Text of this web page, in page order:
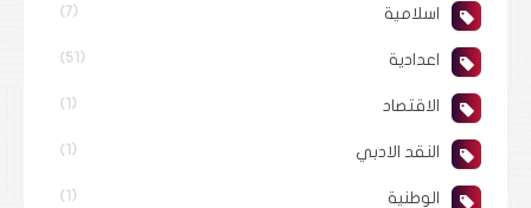
اسلامية (7)
اعدادية (51)
الاقتصاد (1)
النقد الادبي (1)
الوطنية (1)